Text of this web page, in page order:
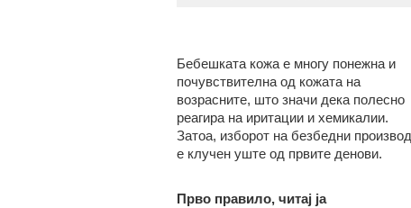
Бебешката кожа е многу понежна и
почувствителна од кожата на
возрасните, што значи дека полесно
реагира на иритации и хемикалии.
Затоа, изборот на безбедни
е клучен уште од првите денови.
Прво правило,читај ја